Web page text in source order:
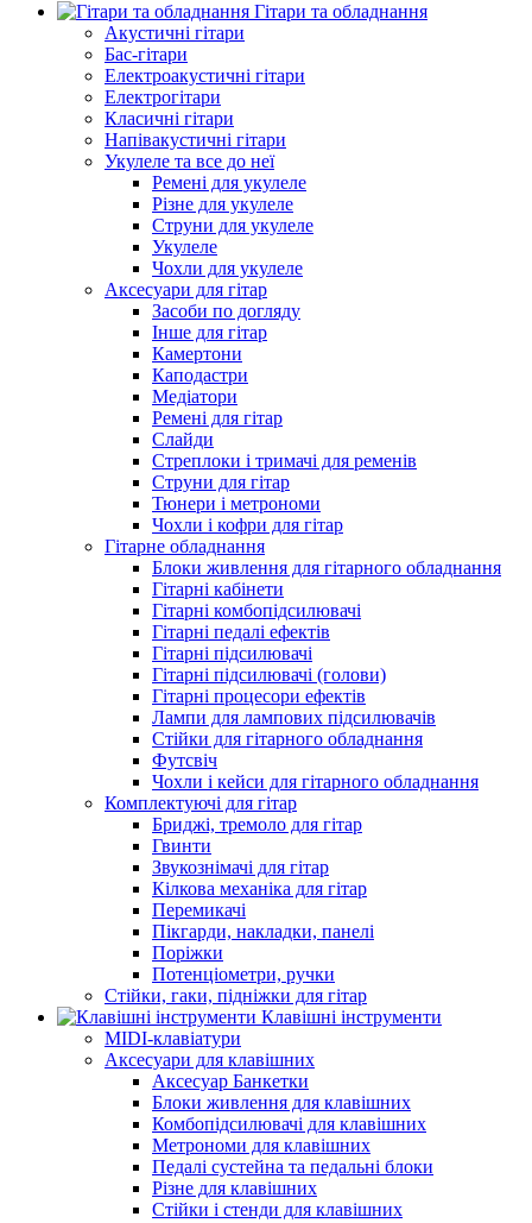
Гітари та обладнання
Акустичні гітари
Бас-гітари
Електроакустичні гітари
Електрогітари
Класичні гітари
Напівакустичні гітари
Укулеле та все до неї
Ремені для укулеле
Різне для укулеле
Струни для укулеле
Укулеле
Чохли для укулеле
Аксесуари для гітар
Засоби по догляду
Інше для гітар
Камертони
Каподастри
Медіатори
Ремені для гітар
Слайди
Стреплоки і тримачі для ременів
Струни для гітар
Тюнери і метрономи
Чохли і кофри для гітар
Гітарне обладнання
Блоки живлення для гітарного обладнання
Гітарні кабінети
Гітарні комбопідсилювачі
Гітарні педалі ефектів
Гітарні підсилювачі
Гітарні підсилювачі (голови)
Гітарні процесори ефектів
Лампи для лампових підсилювачів
Стійки для гітарного обладнання
Футсвіч
Чохли і кейси для гітарного обладнання
Комплектуючі для гітар
Бриджі, тремоло для гітар
Гвинти
Звукознімачі для гітар
Кілкова механіка для гітар
Перемикачі
Пікгарди, накладки, панелі
Поріжки
Потенціометри, ручки
Стійки, гаки, підніжки для гітар
Клавішні інструменти
MIDI-клавіатури
Аксесуари для клавішних
Аксесуар Банкетки
Блоки живлення для клавішних
Комбопідсилювачі для клавішних
Метрономи для клавішних
Педалі сустейна та педальні блоки
Різне для клавішних
Стійки і стенди для клавішних